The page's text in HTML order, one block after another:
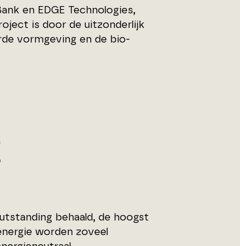
en EDGE Technologies,
is door de uitzonderlijk
vormgeving en de bio-
behaald, de hoogst
worden zoveel